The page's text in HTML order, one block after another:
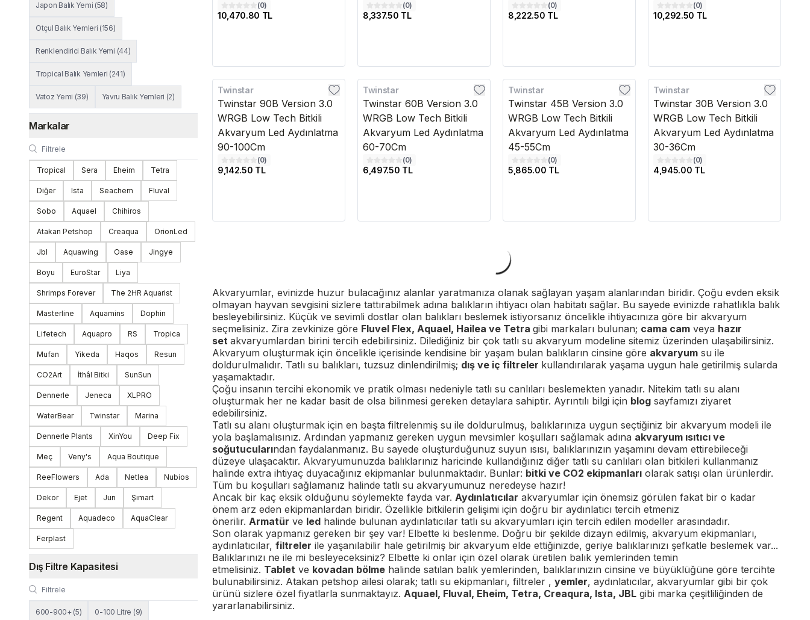
Japon Balık Yemi (58)
Otçul Balık Yemleri (156)
Renklendirici Balık Yemi (44)
Tropical Balık Yemleri (241)
Vatoz Yemi (39) Yavru Balık Yemleri (2)
Markalar
Tropical Sera Eheim Tetra
Diğer Ista Seachem Fluval
Sobo Aquael Chihiros
Atakan Petshop Creaqua OrionLed
Jbl Aquawing Oase Jingye
Boyu EuroStar Liya
Shrimps Forever The 2HR Aquarist
Masterline Aquamins Dophin
Lifetech Aquapro RS Tropica
Mufan Yikeda Haqos Resun
CO2Art İthâl Bitki SunSun
Dennerle Jeneca XLPRO
WaterBear Twinstar Marina
Dennerle Plants XinYou Deep Fix
Meç Veny's Aqua Boutique
ReeFlowers Ada Netlea Nubios
Dekor Ejet Jun Şımart
Regent Aquadeco AquaClear
Ferplast
Dış Filtre Kapasitesi
600-900+ (5) 0-100 Litre (9)
(0)
10,470.80 TL
(0)
8,337.50 TL
(0)
8,222.50 TL
(0)
10,292.50 TL
Kargo Bedava
Twinstar
Twinstar 90B Version 3.0
WRGB Low Tech Bitkili
Akvaryum Led Aydınlatma
90-100Cm
(0)
9,142.50 TL
Kargo Bedava
Twinstar
Twinstar 60B Version 3.0
WRGB Low Tech Bitkili
Akvaryum Led Aydınlatma
60-70Cm
(0)
6,497.50 TL
Kargo Bedava
Twinstar
Twinstar 45B Version 3.0
WRGB Low Tech Bitkili
Akvaryum Led Aydınlatma
45-55Cm
(0)
5,865.00 TL
Kargo Bedava
Twinstar
Twinstar 30B Version 3.0
WRGB Low Tech Bitkili
Akvaryum Led Aydınlatma
30-36Cm
(0)
4,945.00 TL
Akvaryumlar, evinizde huzur bulacağınız alanlar yaratmanıza olanak sağlayan yaşam alanlarından biridir. Çoğu evden eksik
olmayan hayvan sevgisini sizlere tattırabilmek adına balıkların ihtiyacı olan habitatı sağlar. Bu sayede evinizde rahatlıkla balık
besleyebilirsiniz. Küçük ve sevimli dostlar olan balıkları beslemek istiyorsanız öncelikle ihtiyacınıza göre bir akvaryum
seçmelisiniz. Zira zevkinize göre Fluvel Flex, Aquael, Hailea ve Tetra gibi markaları bulunan; cama cam veya hazır
set akvaryumlardan birini tercih edebilirsiniz. Dilediğiniz bir çok tatlı su akvaryum modeline sitemiz üzerinden ulaşabilirsiniz.
Akvaryum oluşturmak için öncelikle içerisinde kendisine bir yaşam bulan balıkların cinsine göre akvaryum su ile
doldurulmalıdır. Tatlı su balıkları, tuzsuz dinlendirilmiş; dış ve iç filtreler kullandırılarak yaşama uygun hale getirilmiş sularda
yaşamaktadır.
Çoğu insanın tercihi ekonomik ve pratik olması nedeniyle tatlı su canlıları beslemekten yanadır. Nitekim tatlı su alanı
oluşturmak her ne kadar basit de olsa bilinmesi gereken detaylara sahiptir. Ayrıntılı bilgi için blog sayfamızı ziyaret
edebilirsiniz.
Tatlı su alanı oluşturmak için en başta filtrelenmiş su ile doldurulmuş, balıklarınıza uygun seçtiğiniz bir akvaryum modeli ile
yola başlamalısınız. Ardından yapmanız gereken uygun mevsimler koşulları sağlamak adına akvaryum ısıtıcı ve
soğutucularından faydalanmanız. Bu sayede oluşturduğunuz suyun ısısı, balıklarınızın yaşamını devam ettirebileceği
düzeye ulaşacaktır. Akvaryumunuzda balıklarınız haricinde kullandığınız diğer tatlı su canlıları olan bitkileri kullanmanız
halinde extra ihtiyaç duyacağınız ekipmanlar bulunmaktadır. Bunlar: bitki ve CO2 ekipmanları olarak satışı olan ürünlerdir.
Tüm bu koşulları sağlamanız halinde tatlı su akvaryumunuz neredeyse hazır!
Ancak bir kaç eksik olduğunu söylemekte fayda var. Aydınlatıcılar akvaryumlar için önemsiz görülen fakat bir o kadar
önem arz eden ekipmanlardan biridir. Özellikle bitkilerin gelişimi için doğru bir aydınlatıcı tercih etmeniz
önerilir. Armatür ve led halinde bulunan aydınlatıcılar tatlı su akvaryumları için tercih edilen modeller arasındadır.
Son olarak yapmanız gereken bir şey var! Elbette ki beslenme. Doğru bir şekilde dizayn edilmiş, akvaryum ekipmanları,
aydınlatıcılar, filtreler ile yaşanılabilir hale getirilmiş bir akvaryum elde ettiğinizde, geriye balıklarınızı şefkatle beslemek var...
Balıklarınızı ne ile mi besleyeceksiniz? Elbette ki onlar için özel olarak üretilen balık yemlerinden temin
etmelisiniz. Tablet ve kovadan bölme halinde satılan balık yemlerinden, balıklarınızın cinsine ve büyüklüğüne göre tercihte
bulunabilirsiniz. Atakan petshop ailesi olarak; tatlı su ekipmanları, filtreler , yemler, aydınlatıcılar, akvaryumlar gibi bir çok
ürünü sizlere özel fiyatlarla sunmaktayız. Aquael, Fluval, Eheim, Tetra, Creaqura, Ista, JBL gibi marka çeşitliliğinden de
yararlanabilirsiniz.